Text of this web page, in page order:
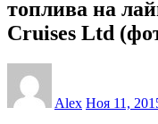
топлива на
Cruises Ltd
Alex Ноя 11,